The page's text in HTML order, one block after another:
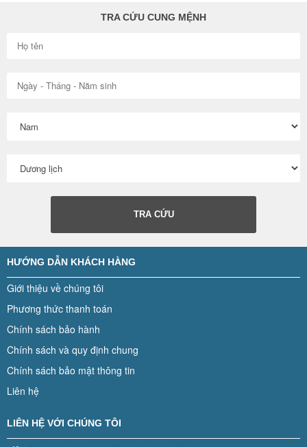
TRA CỨU CUNG MỆNH
TRA CỨU
HƯỚNG DẪN KHÁCH HÀNG
Giới thiệu về chúng tôi
Phương thức thanh toán
Chính sách bảo hành
Chính sách và quy định chung
Chính sách bảo mật thông tin
Liên hệ
LIÊN HỆ VỚI CHÚNG TÔI